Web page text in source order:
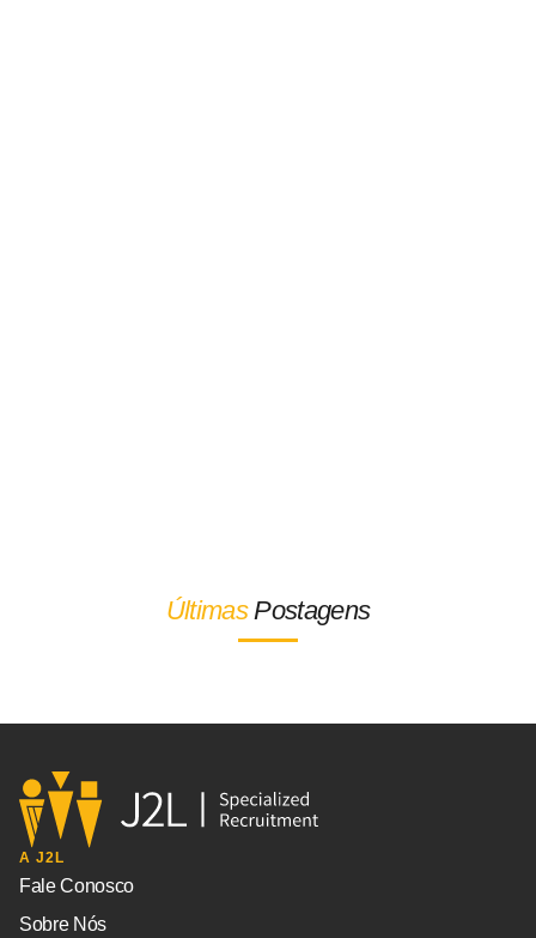
ÚltimasPostagens
A J2L
Fale Conosco
Sobre Nós